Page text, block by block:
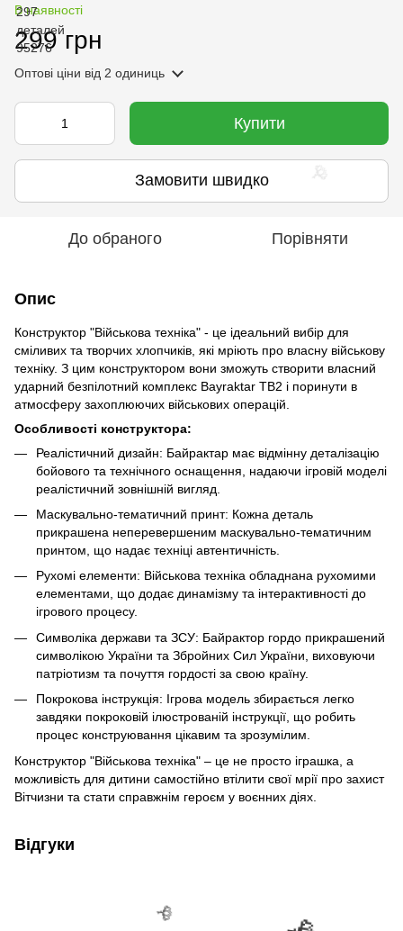
В наявності
299 грн
Оптові ціни від 2 одиниць
Купити
Замовити швидко
До обраного Порівняти
Опис
Конструктор "Військова техніка" - це ідеальний вибір для
сміливих та творчих хлопчиків, які мріють про власну військову
техніку. З цим конструктором вони зможуть створити власний
ударний безпілотний комплекс Bayraktar TB2 і поринути в
атмосферу захоплюючих військових операцій.
Особливості конструктора:
Реалістичний дизайн: Байрактар ​​має відмінну деталізацію
бойового та технічного оснащення, надаючи ігровій моделі
реалістичний зовнішній вигляд.
Маскувально-тематичний принт: Кожна деталь
прикрашена неперевершеним маскувально-тематичним
принтом, що надає техніці автентичність.
Рухомі елементи: Військова техніка обладнана рухомими
елементами, що додає динамізму та інтерактивності до
ігрового процесу.
Символіка держави та ЗСУ: Байрактор гордо прикрашений
символікою України та Збройних Сил України, виховуючи
патріотизм та почуття гордості за свою країну.
Покрокова інструкція: Ігрова модель збирається легко
завдяки покроковій ілюстрованій інструкції, що робить
процес конструювання цікавим та зрозумілим.
Конструктор "Військова техніка" – це не просто іграшка, а
можливість для дитини самостійно втілити свої мрії про захист
Вітчизни та стати справжнім героєм у воєнних діях.
Відгуки
🌹
🌹